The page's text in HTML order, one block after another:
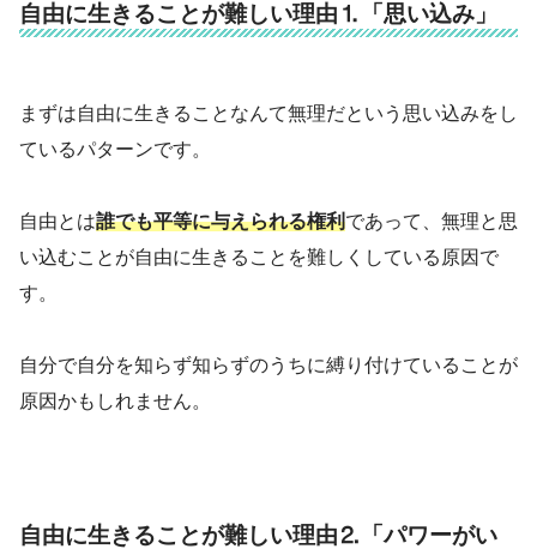
自由に生きることが難しい理由⒈「思い込み」
まずは自由に生きることなんて無理だという思い込みをし
ているパターンです。
自由とは誰でも平等に与えられる権利であって、無理と思
い込むことが自由に生きることを難しくしている原因で
す。
自分で自分を知らず知らずのうちに縛り付けていることが
原因かもしれません。
自由に生きることが難しい理由⒉「パワーがい